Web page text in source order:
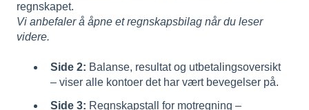
regnskapet.
Vi anbefaler å åpne et regnskapsbilag når du leser
videre.
Side 2: Balanse, resultat og utbetalingsoversikt
– viser alle kontoer det har vært bevegelser på.
Side 3: Regnskapstall for motregning –